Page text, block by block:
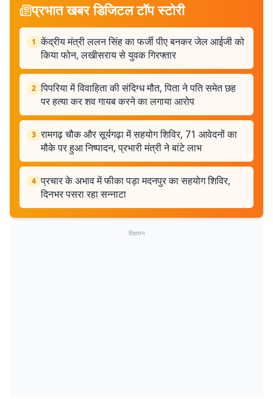
प्रभात खबर डिजिटल टॉप स्टोरी
1 केंद्रीय मंत्री ललन सिंह का फर्जी पीए बनकर जेल आईजी को
किया फोन, लखीसराय से युवक गिरफ्तार
2 पिपरिया में विवाहिता की संदिग्ध मौत, पिता ने पति समेत छह
पर हत्या कर शव गायब करने का लगाया आरोप
3 रामगढ़ चौक और सूर्यगढ़ा में सहयोग शिविर, 71 आवेदनों का
मौके पर हुआ निष्पादन, प्रभारी मंत्री ने बांटे लाभ
4 प्रचार के अभाव में फीका पड़ा मदनपुर का सहयोग शिविर,
दिनभर पसरा रहा सन्नाटा
विज्ञापन